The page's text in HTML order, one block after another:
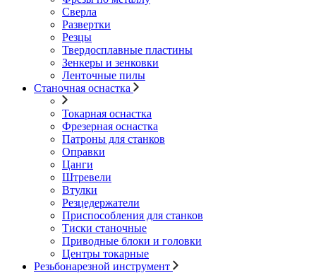
Сверла
Развертки
Резцы
Твердосплавные пластины
Зенкеры и зенковки
Ленточные пилы
Станочная оснастка
Токарная оснастка
Фрезерная оснастка
Патроны для станков
Оправки
Цанги
Штревели
Втулки
Резцедержатели
Приспособления для станков
Тиски станочные
Приводные блоки и головки
Центры токарные
Резьбонарезной инструмент